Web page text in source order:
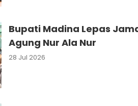
Bupati Madina Lepas
Agung Nur Ala Nur
28 Jul 2026